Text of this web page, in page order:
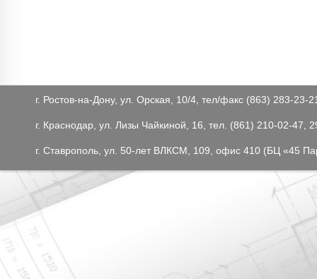
г. Ростов-на-Дону, ул. Орская, 10/4, тел/факс (863) 283-23-
г. Краснодар, ул. Лизы Чайкиной, 16, тел. (861) 210-02-47,
г. Ставрополь, ул. 50-лет ВЛКСМ, 109, офис 410 (БЦ «45